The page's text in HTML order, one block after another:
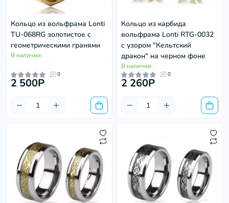
Кольцо из вольфрама Lonti
TU-068RG золотистое с
геометрическими гранями
В наличии
0
2 500P
Кольцо из карбида
вольфрама Lonti RTG-0032
с узором "Кельтский
дракон" на черном фоне
В наличии
0
2 260P